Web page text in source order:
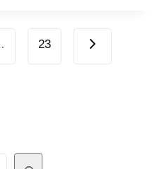
23
Next